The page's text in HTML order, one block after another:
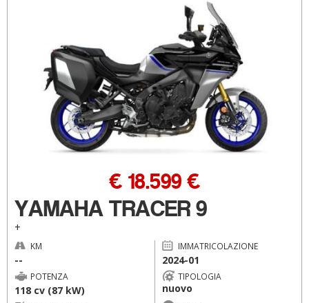
YAMAHA TRACER 9
+
€ 18.599 €
KM
--
IMMATRICOLAZIONE
2024-01
POTENZA
118 cv (87 kW)
TIPOLOGIA
nuovo